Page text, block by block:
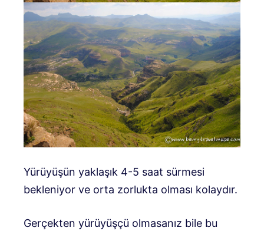
Yürüyüşün yaklaşık 4-5 saat sürmesi
bekleniyor ve orta zorlukta olması kolaydır.
Gerçekten yürüyüşçü olmasanız bile bu